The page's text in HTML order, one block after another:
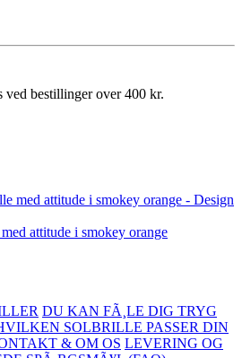
bestillinger over 400 kr.
attitude i smokey orange
DU KAN FÃ¸LE DIG TRYG
SOLBRILLE PASSER DIN
& OM OS LEVERING OG